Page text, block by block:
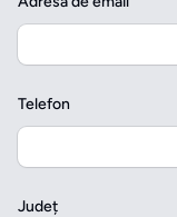
Telefon
Județ